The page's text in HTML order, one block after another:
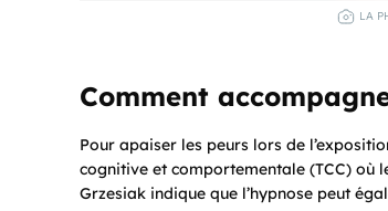
LA
Comment
Pour apaiser les peurs lors de
cognitive et comportementale (TCC) où
Grzesiak indique que l’hypnose peut